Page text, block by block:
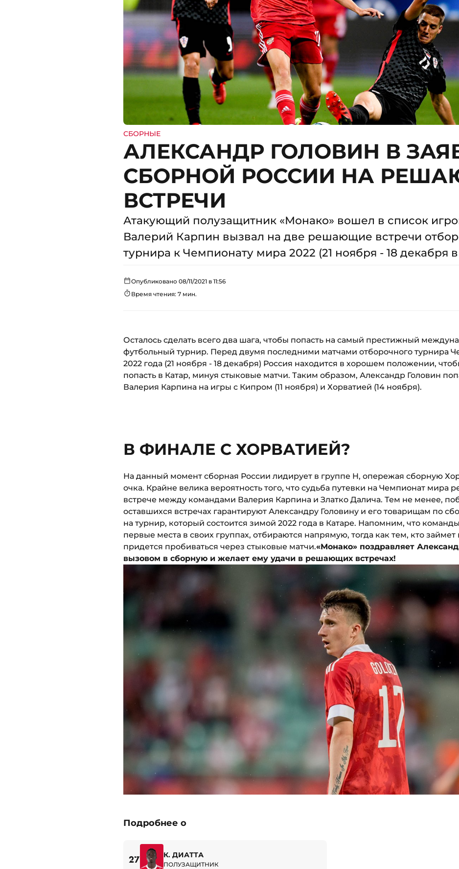
СБОРНЫЕ
АЛЕКСАНДР ГОЛОВИН В
СБОРНОЙ РОССИИ НА
ВСТРЕЧИ
Атакующий полузащитник «Монако» вошел в список
Валерий Карпин вызвал на две решающие встречи
турнира к Чемпионату мира 2022 (21 ноября - 18 декабря
Опубликовано 08/11/2021 в 11:56
Время чтения: 7 мин.
Осталось сделать всего два шага, чтобы попасть на самый престижный
футбольный турнир. Перед двумя последними матчами отборочного турнира
2022 года (21 ноября - 18 декабря) Россия находится в хорошем положении,
попасть в Катар, минуя стыковые матчи. Таким образом, Александр Головин
Валерия Карпина на игры с Кипром (11 ноября) и Хорватией (14 ноября).
В ФИНАЛЕ С ХОРВАТИЕЙ?
На данный момент сборная России лидирует в группе H, опережая сборную
очка. Крайне велика вероятность того, что судьба путевки на Чемпионат мира
встрече между командами Валерия Карпина и Златко Далича. Тем не менее,
оставшихся встречах гарантируют Александру Головину и его товарищам по
на турнир, который состоится зимой 2022 года в Катаре. Напомним, что
первые места в своих группах, отбираются напрямую, тогда как тем, кто займет
придется пробиваться через стыковые матчи.«Монако» поздравляет
вызовом в сборную и желает ему удачи в решающих встречах!
Подробнее о
27 К. ДИАТТА
ПОЛУЗАЩИТНИК